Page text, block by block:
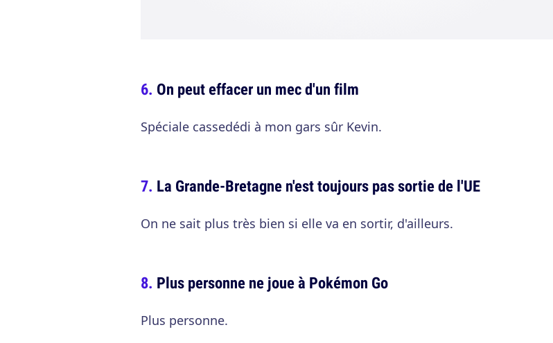
On peut effacer un mec d'un film
Spéciale cassedédi à mon gars sûr Kevin.
La Grande-Bretagne n'est toujours pas sortie de l'UE
On ne sait plus très bien si elle va en sortir, d'ailleurs.
Plus personne ne joue à Pokémon Go
Plus personne.